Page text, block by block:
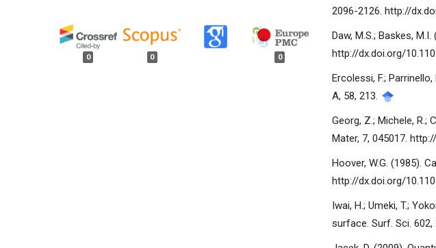
0 0 0
2096-2126. http://
Daw, M.S.; Baskes,
http://dx.doi.org/
Ercolessi, F.;
A, 58, 213.
Georg, Z.; Michele, R.;
Mater, 7, 045017.
Hoover, W.G. (1985).
http://dx.doi.org/
Iwai, H.; Umeki, T.;
surface. Surf. Sci.